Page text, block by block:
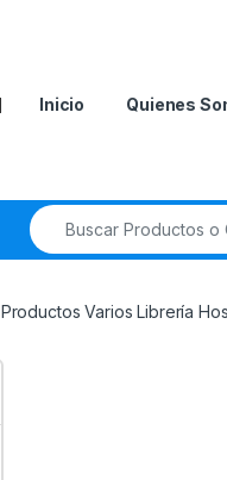
Inicio Quienes
Search for:
Productos Varios Librería